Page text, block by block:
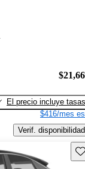
El precio incluye tasas
$416/mes
Verif. disponibilidad